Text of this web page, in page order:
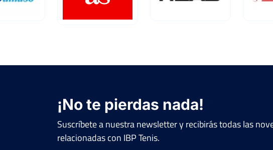
¡No te pierdas nada!
Suscríbete a nuestra newsletter y recibirás todas las
relacionadas con IBP Tenis.